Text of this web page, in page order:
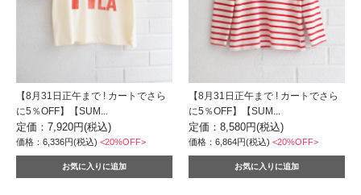
【8月31日正午まで ! カートでさら
に5％OFF】【SUM...
定価：7,920円(税込)
価格：6,336円(税込) <20%OFF>
【8月31日正午まで ! カートでさら
に5％OFF】【SUM...
定価：8,580円(税込)
価格：6,864円(税込)<20%OFF>